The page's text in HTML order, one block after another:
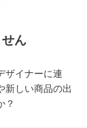
ん
ザイナーに連
新しい商品の出
？